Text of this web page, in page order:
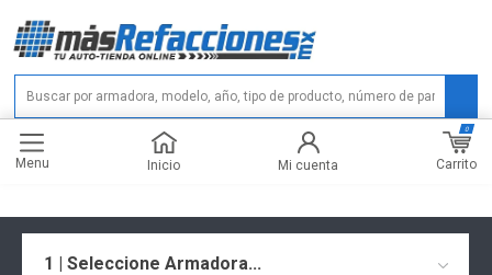
Menu Inicio Mi cuenta Carrito
0
1 | Seleccione Armadora...